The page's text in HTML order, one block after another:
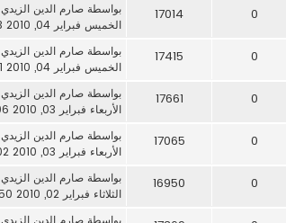
0
17014 بواسطة صارم الدين الزيدي
الخميس فبراير 04, 2010 3:23 pm
0
17415 بواسطة صارم الدين الزيدي
الخميس فبراير 04, 2010 3:21 pm
0
17661 بواسطة صارم الدين الزيدي
الأربعاء فبراير 03, 2010 9:06 pm
0
17065 بواسطة صارم الدين الزيدي
الأربعاء فبراير 03, 2010 9:02 pm
0
16950 بواسطة صارم الدين الزيدي
الثلاثاء فبراير 02, 2010 12:50 pm
بواسطة صارم الدين الزيدي